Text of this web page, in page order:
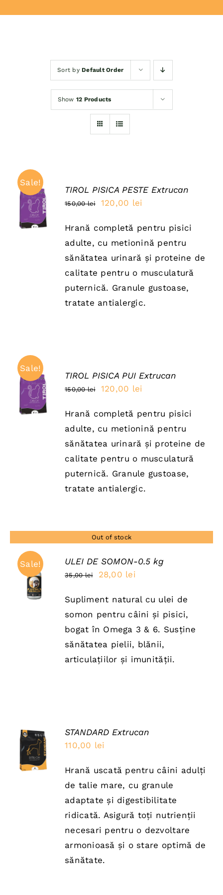
Donează
Sort byDefault Order
Show 12 Products
Sale!
ADAUGĂ
ÎN COȘ
/
DETAILS
TIROL PISICA PESTE Extrucan
150,00lei
Prețul
a
fost:
150,00 lei.
120,00 lei
este:
120,00 lei.
Hrană completă pentru pisici
adulte, cu metionină pentru
sănătatea urinară și proteine de
calitate pentru o musculatură
puternică. Granule gustoase,
tratate antialergic.
Sale!
ADAUGĂ
ÎN COȘ
/
DETAILS
TIROL PISICA PUI Extrucan
150,00lei
Prețul
a
fost:
150,00 lei.
120,00 lei
este:
120,00 lei.
Hrană completă pentru pisici
adulte, cu metionină pentru
sănătatea urinară și proteine de
calitate pentru o musculatură
puternică. Granule gustoase,
tratate antialergic.
Out of stock
Sale!
DETAILS
ULEI DE SOMON-0.5 kg
35,00lei
Prețul
a
fost:
35,00 lei.
28,00 lei
este:
28,00 lei.
Supliment natural cu ulei de
somon pentru câini și pisici,
bogat în Omega 3 & 6. Susține
sănătatea pielii, blănii,
articulațiilor și imunității.
ADAUGĂ
ÎN COȘ
/
DETAILS
STANDARD Extrucan
110,00 lei
Hrană uscată pentru câini adulți
de talie mare, cu granule
adaptate și digestibilitate
ridicată. Asigură toți nutrienții
necesari pentru o dezvoltare
armonioasă și o stare optimă de
sănătate.